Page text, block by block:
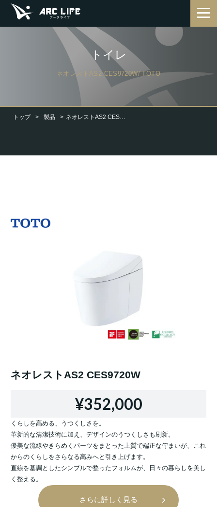
トップ 製品 ネオレストAS2 CES9720W
トイレ
ネオレストAS2 CES9720W/ TOTO
ネオレストAS2 CES9720W
¥352,000
くらしを高める、うつくしさを。
革新的な清潔技術に加え、デザインのうつくしさも刷新。
優美な流線やきらめくパーツをまとった上質で端正な佇まいが、これ
からのくらしをさらなる高みへと引き上げます。
直線を基調としたシンプルで整ったフォルムが、日々の暮らしを美し
く整える。
さらに詳しく見る